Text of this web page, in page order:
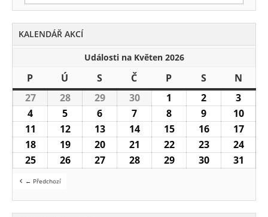
KALENDÁŘ AKCÍ
Události na Květen 2026
P Pondělí
Ú SStředaČ Čtvrtek
P SSobotaN
2727.4.2026
2828.4.2026
2929.4.2026
3030.4.2026
1 1.5.2026
2 2.5.2026
3
4 4.5.2026
5 5.5.2026
6 6.5.2026
7 7.5.2026
8 8.5.2026
9 9.5.2026
10
11 11.5.2026
1212.5.2026
1313.5.2026
1414.5.2026
1515.5.2026
1616.5.2026
17
1818.5.2026
1919.5.2026
2020.5.2026
21 21.5.2026
2222.5.2026
2323.5.2026
24
2525.5.2026
2626.5.2026
2727.5.2026
2828.5.2026
2929.5.2026
3030.5.2026
31
← Předchozí